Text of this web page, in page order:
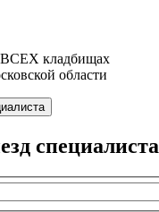
ВСЕХ кладбищах
области
специалиста